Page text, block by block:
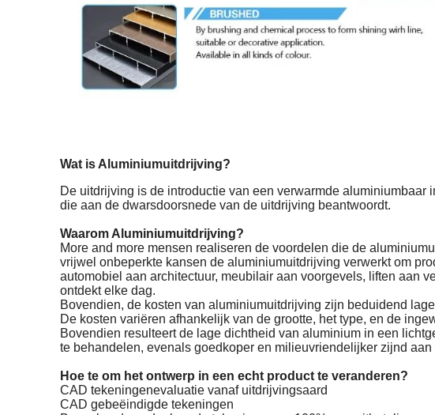
Wat is Aluminiumuitdrijving?
De uitdrijving is de introductie van een verwarmde
die aan de dwarsdoorsnede van de uitdrijving beantwoordt.
Waarom Aluminiumuitdrijving?
More and more mensen realiseren de voordelen die de
vrijwel onbeperkte kansen de aluminiumuitdrijving verwerkt om
automobiel aan architectuur, meubilair aan voorgevels, liften aan
ontdekt elke dag.
Bovendien, de kosten van aluminiumuitdrijving zijn beduidend
De kosten variëren afhankelijk van de grootte, het type, en de
Bovendien resulteert de lage dichtheid van aluminium in een
te behandelen, evenals goedkoper en milieuvriendelijker zijnd aan
Hoe te om het ontwerp in een echt product te veranderen?
CAD tekeningenevaluatie vanaf uitdrijvingsaard
CAD gebeëindigde tekeningen